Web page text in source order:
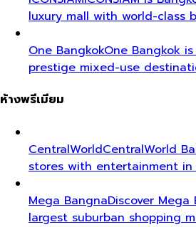
luxury mall with world-class
One BangkokOne Bangkok
prestige mixed-use
ห้างพรีเมียม
CentralWorldCentralWorld
stores with entertainment in
Mega BangnaDiscover Mega
largest suburban shopping